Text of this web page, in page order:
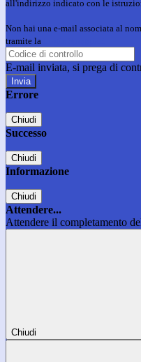
all'indirizzo indicato con le
Non hai una e-mail associata al
tramite la
E-mail inviata, si prega di
Errore
Chiudi
Successo
Chiudi
Informazione
Chiudi
Attendere...
Attendere il completamento
Chiudi